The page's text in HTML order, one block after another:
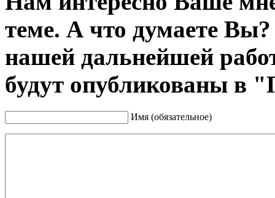
теме. А что думаете
нашей дальнейшей
будут опубликованы в
Имя (обязательное)